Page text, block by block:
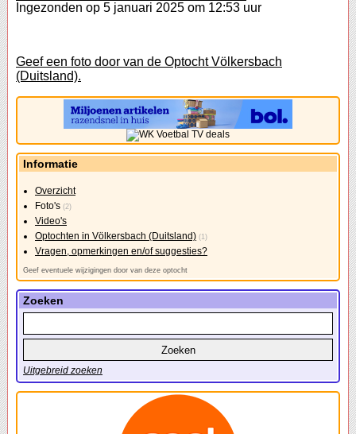
Ingezonden op 5 januari 2025 om 12:53 uur
Geef een foto door van de Optocht Völkersbach
(Duitsland).
Informatie
Overzicht
Foto's (2)
Video's
Optochten in Völkersbach (Duitsland) (1)
Vragen, opmerkingen en/of suggesties?
Geef eventuele wijzigingen door van deze optocht
Zoeken
Uitgebreid zoeken